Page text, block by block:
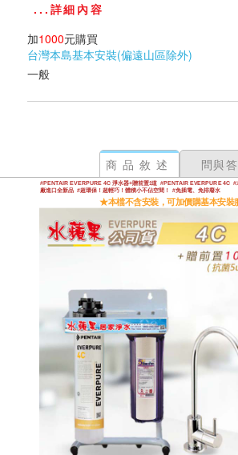
...詳細內容
加1000元購買
台灣本島基本安裝(偏遠山區除外)
一般
商品敘述 問與答